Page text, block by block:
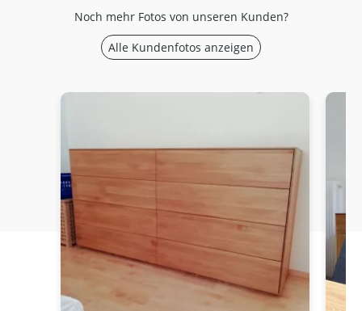
Noch mehr Fotos von unseren Kunden?
Alle Kundenfotos anzeigen